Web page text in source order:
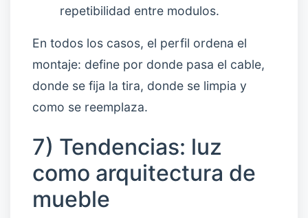
repetibilidad entre modulos.
En todos los casos, el perfil ordena el
montaje: define por donde pasa el cable,
donde se fija la tira, donde se limpia y
como se reemplaza.
7) Tendencias: luz
como arquitectura de
mueble